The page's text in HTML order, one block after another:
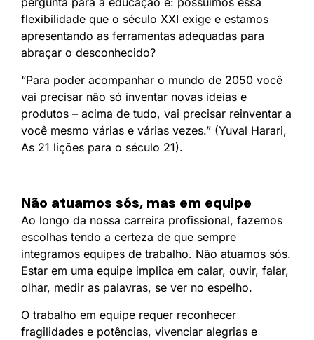
flexibilidade que o século XXI exige e estamos
apresentando as ferramentas adequadas para
abraçar o desconhecido?
“Para poder acompanhar o mundo de 2050 você
vai precisar não só inventar novas ideias e
produtos – acima de tudo, vai precisar reinventar a
você mesmo várias e várias vezes.” (Yuval Harari,
As 21 lições para o século 21).
Não atuamos sós, mas em equipe
Ao longo da nossa carreira profissional, fazemos
escolhas tendo a certeza de que sempre
integramos equipes de trabalho. Não atuamos sós.
Estar em uma equipe implica em calar, ouvir, falar,
olhar, medir as palavras, se ver no espelho.
O trabalho em equipe requer reconhecer
fragilidades e potências, vivenciar alegrias e